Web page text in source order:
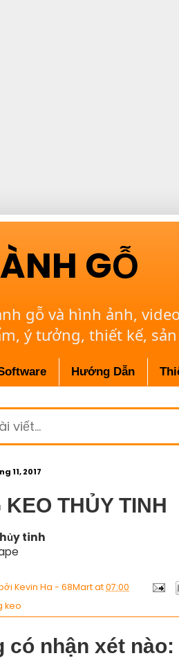
GỖ
gỗ và hình ảnh,
ý tưởng, thiết kế,
Hướng Dẫn
11, 2017
KEO THỦY TINH
tinh
Kevin Ha - 68Martat07:00
keo
có nhận xét nào: